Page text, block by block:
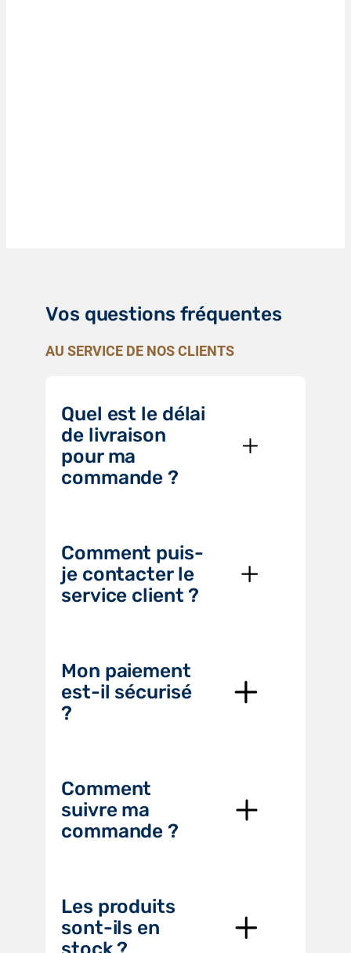
Vos questions fréquentes
AU SERVICE DE NOS CLIENTS
Quel est le délai
de livraison
pour ma
commande ?
Comment puis-
je contacter le
service client ?
Mon paiement
est-il sécurisé
?
Comment
suivre ma
commande ?
Les produits
sont-ils en